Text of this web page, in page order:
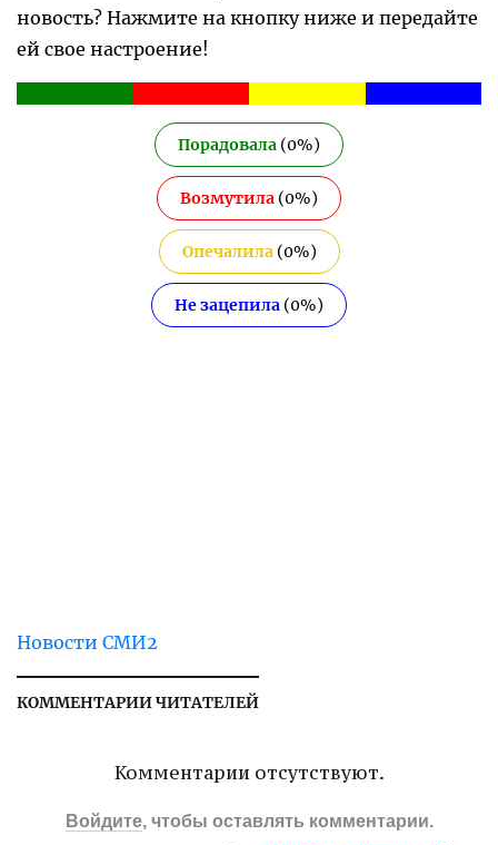
новость? Нажмите на кнопку ниже и передайте
ей свое настроение!
Порадовала (0%)
Возмутила (0%)
Опечалила(0%)
Не зацепила (0%)
Новости СМИ2
КОММЕНТАРИИ ЧИТАТЕЛЕЙ
Комментарии отсутствуют.
Войдите, чтобы оставлять комментарии.